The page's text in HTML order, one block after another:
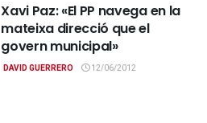
Xavi Paz: «El PP navega en la
mateixa direcció que el
govern municipal»
DAVID GUERRERO 12/06/2012